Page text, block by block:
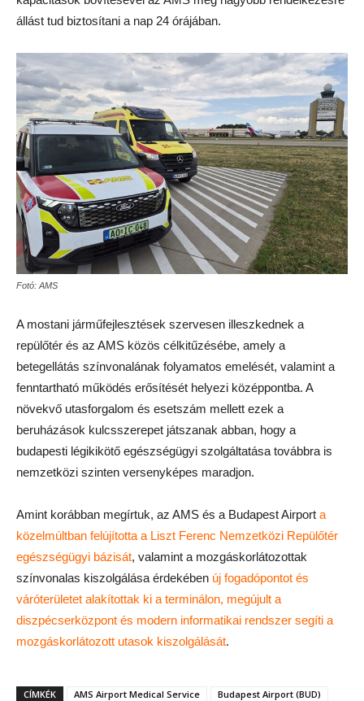
állást tud biztosítani a nap 24 órájában.
Fotó: AMS
A mostani járműfejlesztések szervesen illeszkednek a
repülőtér és az AMS közös célkitűzésébe, amely a
betegellátás színvonalának folyamatos emelését, valamint a
fenntartható működés erősítését helyezi középpontba. A
növekvő utasforgalom és esetszám mellett ezek a
beruházások kulcsszerepet játszanak abban, hogy a
budapesti légikikötő egészségügyi szolgáltatása továbbra is
nemzetközi szinten versenyképes maradjon.
Amint korábban megírtuk, az AMS és a Budapest Airport a
közelmúltban felújította a Liszt Ferenc Nemzetközi Repülőtér
egészségügyi bázisát, valamint a mozgáskorlátozottak
színvonalas kiszolgálása érdekében új fogadópontot és
váróterületet alakítottak ki a terminálon, megújult a
diszpécserközpont és modern informatikai rendszer segíti a
mozgáskorlátozott utasok kiszolgálását.
CÍMKÉK AMS Airport Medical Service
Budapest Airport (BUD)